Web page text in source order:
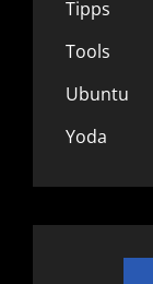
Tipps
Tools
Ubuntu
Yoda